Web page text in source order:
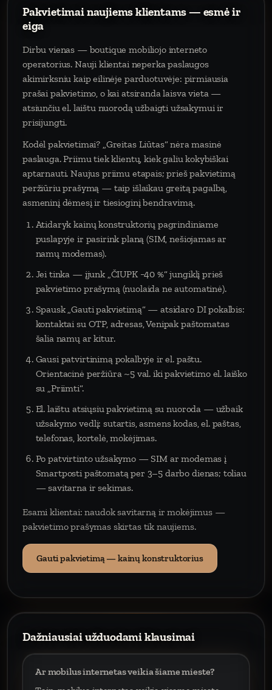
Pakvietimai naujiems klientams — esmė ir
eiga
Dirbu vienas — boutique mobiliojo interneto
operatorius. Nauji klientai neperka paslaugos
akimirksniu kaip eilinėje parduotuvėje: pirmiausia
prašai pakvietimo, o kai atsiranda laisva vieta —
atsiunčiu el. laištu nuorodą užbaigti užsakymui ir
prisijungti.
Kodėl pakvietimai? „Greitas Liūtas“ nėra masinė
paslauga. Priimu tiek klientų, kiek galiu kokybiškai
aptarnauti. Naujus priimu etapais; prieš pakvietimą
peržiūriu prašymą — taip išlaikau greitą pagalbą,
asmeninį dėmesį ir tiesioginį bendravimą.
Atidaryk kainų konstruktorių pagrindiniame
puslapyje ir pasirink planą (SIM, nešiojamas ar
namų modemas).
Jei tinka — įjunk „ČIUPK −40 %“ jungiklį prieš
pakvietimo prašymą (nuolaida ne automatinė).
Spausk „Gauti pakvietimą“ — atsidaro DI pokalbis:
kontaktai su OTP, adresas, Venipak paštomatas
šalia namų ar kitur.
Gausi patvirtinimą pokalbyje ir el. paštu.
Orientacinė peržiūra ~5 val. iki pakvietimo el. laiško
su „Priimti“.
El. laištu atsiųsiu pakvietimą su nuoroda — užbaik
užsakymo vedlį: sutartis, asmens kodas, el. paštas,
telefonas, kortelė, mokėjimas.
Po patvirtinto užsakymo — SIM ar modemas į
Smartposti paštomatą per 3–5 darbo dienas; toliau
— savitarna ir sekimas.
Esami klientai: naudok savitarną ir mokėjimus —
pakvietimo prašymas skirtas tik naujiems.
Gauti pakvietimą — kainų konstruktorius
Dažniausiai užduodami klausimai
Ar mobilus internetas veikia šiame mieste?